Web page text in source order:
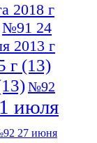
2018 г
№91 24
2013 г
г (13)
№92
июля
27 июня